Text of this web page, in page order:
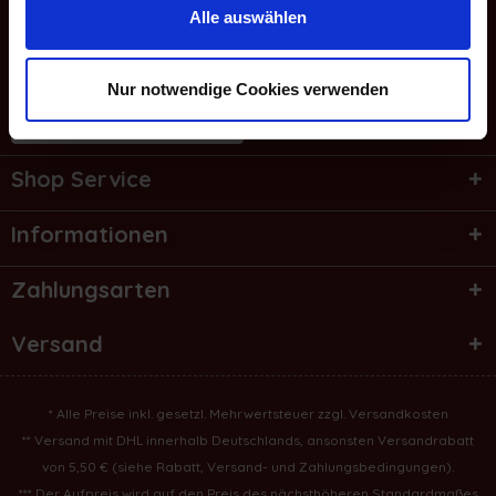
Alle auswählen
Nur notwendige Cookies verwenden
Bestellung widerrufen
Shop Service
Informationen
Zahlungsarten
Versand
* Alle Preise inkl. gesetzl. Mehrwertsteuer zzgl. Versandkosten
** Versand mit DHL innerhalb Deutschlands, ansonsten Versandrabatt
von 5,50 € (siehe Rabatt, Versand- und Zahlungsbedingungen).